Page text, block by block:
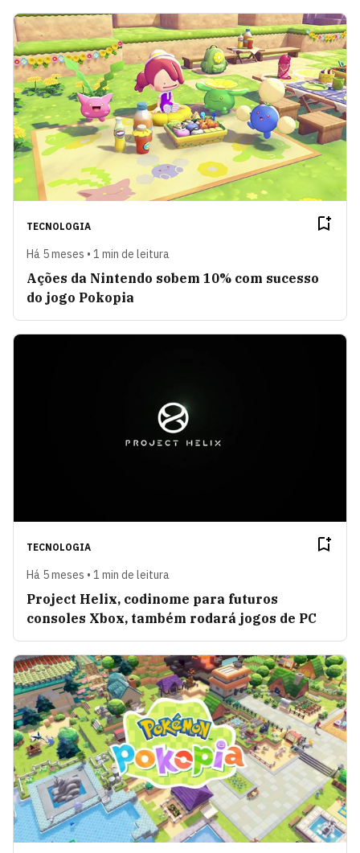
TECNOLOGIA
Há 5 meses • 1 min de leitura
Ações da Nintendo sobem 10% com sucesso
do jogo Pokopia
TECNOLOGIA
Há 5 meses • 1 min de leitura
Project Helix, codinome para futuros
consoles Xbox, também rodará jogos de PC